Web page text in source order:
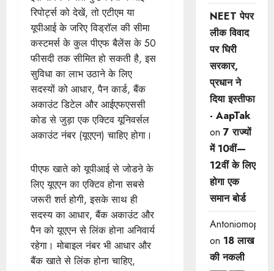
रिपोर्ट्स को देखें, तो एटीएम या
यूपीआई के जरिए विड्रॉल की सीमा
कस्टमर्स के कुल पीएफ बैलेंस के 50
फीसदी तक सीमित हो सकती है, इस
सुविधा का लाभ उठाने के लिए
सदस्यों को आधार, पैन कार्ड, बैंक
अकाउंट डिटेल और आईएफएससी
कोड से जुड़ा एक एक्टिव यूनिवर्सल
अकाउंट नंबर (यूएएन) चाहिए होगा।
पीएफ खाते को यूपीआई से जोडऩे के
लिए यूएएन का एक्टिव होना सबसे
जरूरी शर्त होगी, इसके साथ ही
सदस्य का आधार, बैंक अकाउंट और
पैन को यूएएन से लिंक होना अनिवार्य
रहेगा। मोबाइल नंबर भी आधार और
बैंक खाते से लिंक होना चाहिए,
NEET पेपर
लीक विवाद
पर घिरी
सरकार,
प्रधान ने
दिया इस्तीफा
- AapTak
on 7 राज्यों
में 10वीं—
12वीं ​के लिए
होगा एक
समान बोर्ड
Antoniomop
on 18 लाख
की नकली